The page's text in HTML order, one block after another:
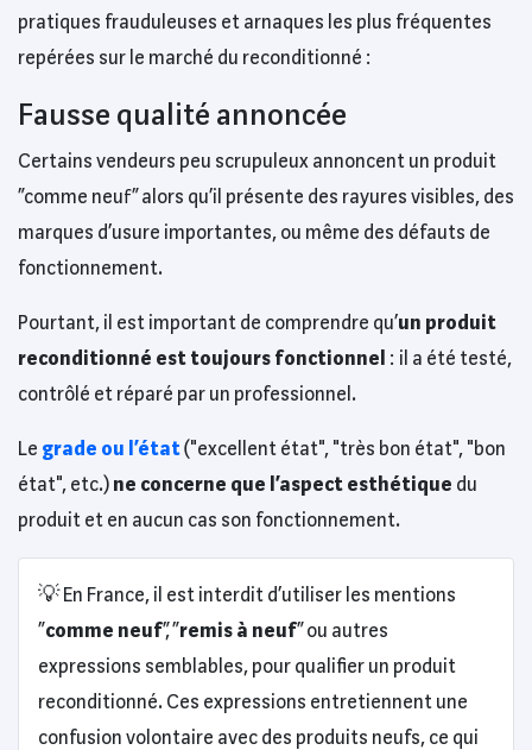
pratiques frauduleuses et arnaques les plus fréquentes
repérées sur le marché du reconditionné :
Fausse qualité annoncée
Certains vendeurs peu scrupuleux annoncent un produit
“comme neuf” alors qu’il présente des rayures visibles, des
marques d’usure importantes, ou même des défauts de
fonctionnement.
Pourtant, il est important de comprendre qu’un produit
reconditionné est toujours fonctionnel : il a été testé,
contrôlé et réparé par un professionnel.
Le grade ou l’état("excellent état", "très bon état", "bon
état", etc.) ne concerne que l’aspect esthétique du
produit et en aucun cas son fonctionnement.
💡 En France, il est interdit d’utiliser les mentions
“comme neuf”, “remis à neuf” ou autres
expressions semblables, pour qualifier un produit
reconditionné. Ces expressions entretiennent une
confusion volontaire avec des produits neufs, ce qui